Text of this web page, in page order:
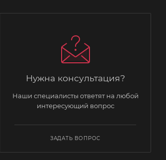
Нужна консультация?
Наши специалисты ответят на любой
интересующий вопрос
ЗАДАТЬ ВОПРОС